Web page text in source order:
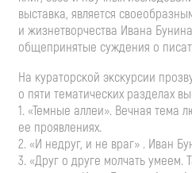
выставка, является
и жизнетворчества Ивана
общепринятые суждения о
На кураторской экскурсии
о пяти тематических разделах
1. «Темные аллеи». Вечная тема
ее проявлениях.
2. «И недруг, и не враг» . Иван
3. «Друг о друге молчать умеем.